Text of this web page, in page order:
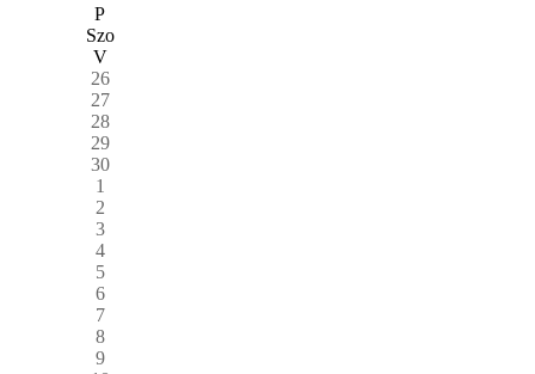
P
Szo
V
26
27
28
29
30
1
2
3
4
5
6
7
8
9